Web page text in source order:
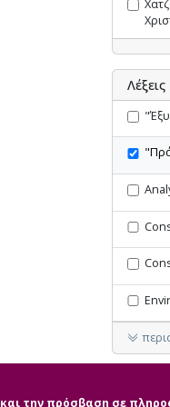
Λέξεις
την πρόσβαση σε